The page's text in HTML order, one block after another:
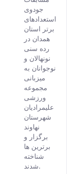
from
the
of
جودوی
استعدادهای
برتر استان
همدان در
رده سنی
نونهالان و
نوجوانان به
میزبانی
مجموعه
ورزشی
علیمرادیان
شهرستان
نهاوند
برگزار و
برترین ها
شناخته
شدند.